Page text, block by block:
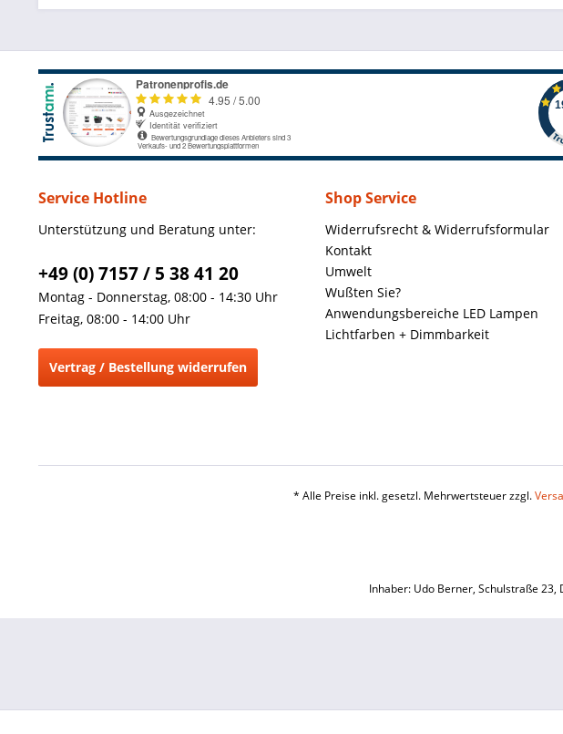
Service Hotline
Unterstützung und Beratung unter:
+49 (0) 7157 / 5 38 41 20
Montag - Donnerstag, 08:00 - 14:30 Uhr
Freitag, 08:00 - 14:00 Uhr
Vertrag / Bestellung widerrufen
Shop Service
Widerrufsrecht & Widerrufsformular
Kontakt
Umwelt
Wußten Sie?
Anwendungsbereiche LED Lampen
Lichtfarben + Dimmbarkeit
* Alle Preise inkl. gesetzl. Mehrwertsteuer zzgl.
Inhaber: Udo Berner, Schulstraße 23,